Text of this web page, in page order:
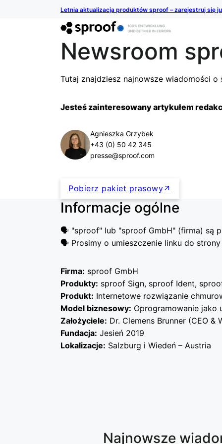
Letnia aktualizacja produktów sproof – zarejestruj się
Newsroom
Tutaj znajdziesz najnowsze wiadomości o
Jesteś zainteresowany artykułem
Agnieszka Grzybek
+43 (0) 50 42 345
presse@sproof.com
Pobierz pakiet prasowy
Informacje ogólne
🗣️ "sproof" lub "sproof GmbH" (firma) są
🗣️ Prosimy o umieszczenie linku do
Firma: sproof GmbH
Produkty: sproof Sign, sproof Ident,
Produkt: Internetowe rozwiązanie
Model biznesowy: Oprogramowanie jako
Założyciele: Dr. Clemens Brunner (CEO &
Fundacja: Jesień 2019
Lokalizacje: Salzburg i Wiedeń – Austria
Najnowsze